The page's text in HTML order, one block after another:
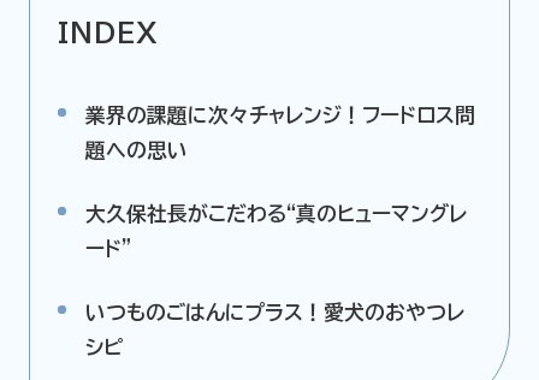
INDEX
業界の課題に次々チャレンジ！フードロス問
題への思い
大久保社長がこだわる“真のヒューマングレ
ード”
いつものごはんにプラス！愛犬のおやつレ
シピ